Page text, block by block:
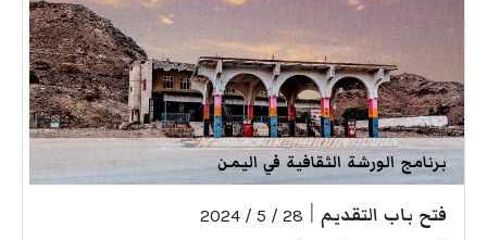
برنامج الورشة الثقافية في اليمن
فتح باب التقديم 28 / 5 / 2024